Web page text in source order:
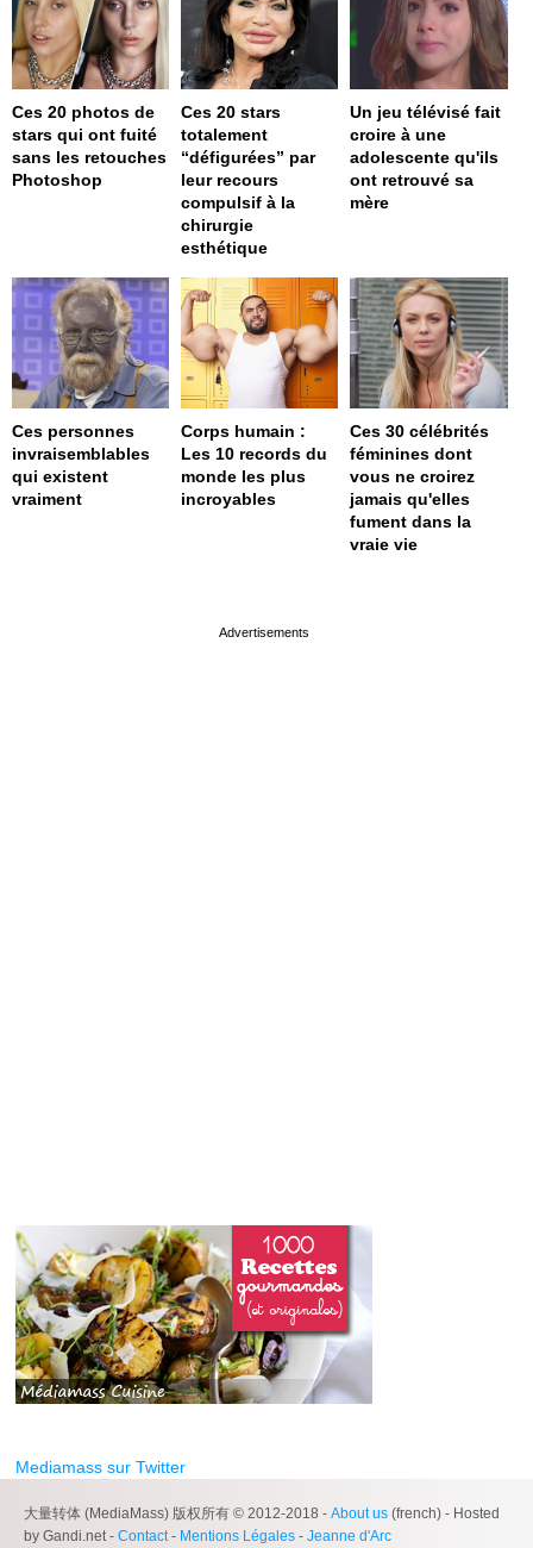
Ces 20 photos de
stars qui ont fuité
sans les retouches
Photoshop
Ces 20 stars
totalement
“défigurées” par
leur recours
compulsif à la
chirurgie
esthétique
Un jeu télévisé fait
croire à une
adolescente qu'ils
ont retrouvé sa
mère
Ces personnes
invraisemblables
qui existent
vraiment
Corps humain :
Les 10 records du
monde les plus
incroyables
Ces 30 célébrités
féminines dont
vous ne croirez
jamais qu'elles
fument dans la
vraie vie
Mediamass sur Twitter
大量转体 (MediaMass) 版权所有 © 2012-2018 - About us (french) - Hosted
by Gandi.net - Contact- Mentions Légales - Jeanne d'Arc